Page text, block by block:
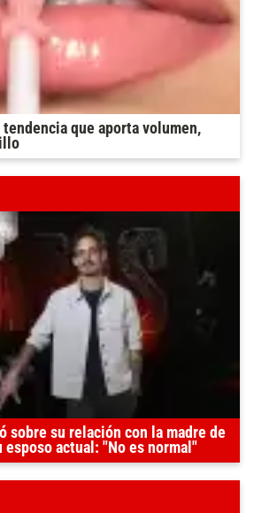
que aporta volumen,
sobre su relación con la madre de
esposo actual: "No es normal"